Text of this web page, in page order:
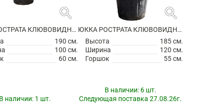
search
ЮККА РОСТРАТА КЛЮВОВИДНАЯ
190 см.
100 см.
60 см.
наличии: 1 шт.
search
ЮККА РОСТРАТА КЛЮВОВИДНАЯ
Высота
185 см.
Ширина
120 см.
Горшок
55 см.
В наличии: 6 шт.
Следующая поставка 27.08.26г.